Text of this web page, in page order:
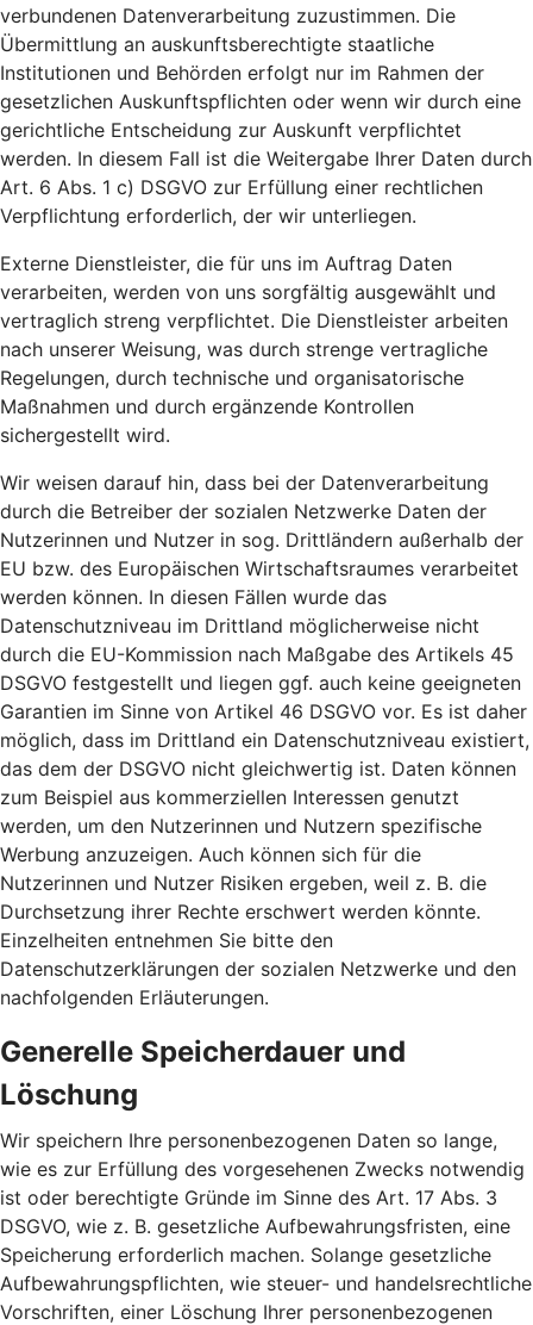
verbundenen Datenverarbeitung zuzustimmen. Die
Übermittlung an auskunftsberechtigte staatliche
Institutionen und Behörden erfolgt nur im Rahmen der
gesetzlichen Auskunftspflichten oder wenn wir durch eine
gerichtliche Entscheidung zur Auskunft verpflichtet
werden. In diesem Fall ist die Weitergabe Ihrer Daten durch
Art. 6 Abs. 1 c) DSGVO zur Erfüllung einer rechtlichen
Verpflichtung erforderlich, der wir unterliegen.
Externe Dienstleister, die für uns im Auftrag Daten
verarbeiten, werden von uns sorgfältig ausgewählt und
vertraglich streng verpflichtet. Die Dienstleister arbeiten
nach unserer Weisung, was durch strenge vertragliche
Regelungen, durch technische und organisatorische
Maßnahmen und durch ergänzende Kontrollen
sichergestellt wird.
Wir weisen darauf hin, dass bei der Datenverarbeitung
durch die Betreiber der sozialen Netzwerke Daten der
Nutzerinnen und Nutzer in sog. Drittländern außerhalb der
EU bzw. des Europäischen Wirtschaftsraumes verarbeitet
werden können. In diesen Fällen wurde das
Datenschutzniveau im Drittland möglicherweise nicht
durch die EU-Kommission nach Maßgabe des Artikels 45
DSGVO festgestellt und liegen ggf. auch keine geeigneten
Garantien im Sinne von Artikel 46 DSGVO vor. Es ist daher
möglich, dass im Drittland ein Datenschutzniveau existiert,
das dem der DSGVO nicht gleichwertig ist. Daten können
zum Beispiel aus kommerziellen Interessen genutzt
werden, um den Nutzerinnen und Nutzern spezifische
Werbung anzuzeigen. Auch können sich für die
Nutzerinnen und Nutzer Risiken ergeben, weil z. B. die
Durchsetzung ihrer Rechte erschwert werden könnte.
Einzelheiten entnehmen Sie bitte den
Datenschutzerklärungen der sozialen Netzwerke und den
nachfolgenden Erläuterungen.
Generelle Speicherdauer und
Löschung
Wir speichern Ihre personenbezogenen Daten so lange,
wie es zur Erfüllung des vorgesehenen Zwecks notwendig
ist oder berechtigte Gründe im Sinne des Art. 17 Abs. 3
DSGVO, wie z. B. gesetzliche Aufbewahrungsfristen, eine
Speicherung erforderlich machen. Solange gesetzliche
Aufbewahrungspflichten, wie steuer- und handelsrechtliche
Vorschriften, einer Löschung Ihrer personenbezogenen